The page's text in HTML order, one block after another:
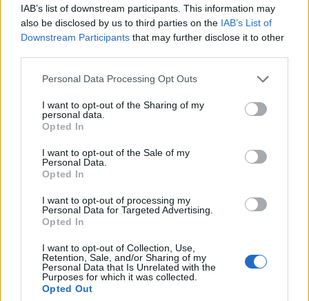
IAB’s list of downstream participants. This information may
also be disclosed by us to third parties on the IAB’s List of
Downstream Participants that may further disclose it to other
Please note that this website/app uses one or more Google
not limited to your visit or usage behaviour. You may click to
grant or deny consent to Google and its third-party tags to
use your data for below specified purposes in below Google
consent section.
Personal Data Processing Opt Outs
I want to opt-out of the Sharing of my
personal data.
Opted In
I want to opt-out of the Sale of my
Personal Data.
Opted In
I want to opt-out of processing my
Personal Data for Targeted Advertising.
Opted In
I want to opt-out of Collection, Use,
Retention, Sale, and/or Sharing of my
Personal Data that Is Unrelated with the
Purposes for which it was collected.
Opted Out